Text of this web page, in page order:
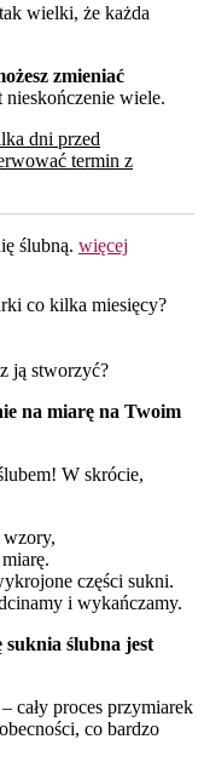
wielki, że każda
zmieniać
wiele.
dni przed
termin z
ślubną. więcej
co kilka miesięcy?
ją stworzyć?
na miarę na Twoim
W skrócie,
części sukni.
i wykańczamy.
suknia ślubna jest
cały proces przymiarek
co bardzo